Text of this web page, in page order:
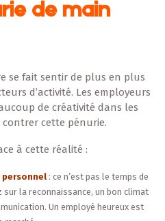
de main
se fait sentir de plus en plus
d’activité. Les employeurs
de créativité dans les
cette pénurie.
à cette réalité :
personnel : ce n’est pas le temps de
sur la reconnaissance, un bon climat
Un employé heureux est